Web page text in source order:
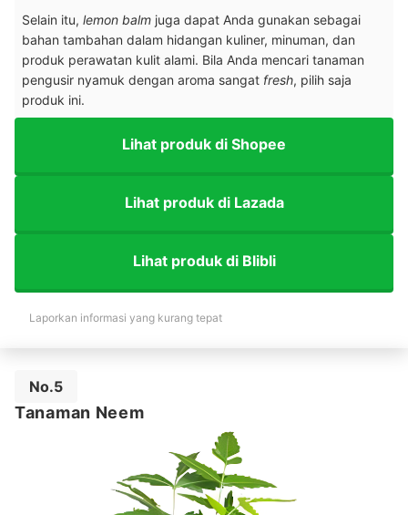
Selain itu, lemon balm juga dapat Anda gunakan sebagai
bahan tambahan dalam hidangan kuliner, minuman, dan
produk perawatan kulit alami. Bila Anda mencari tanaman
pengusir nyamuk dengan aroma sangat fresh, pilih saja
produk ini.
Lihat produk di Shopee
Lihat produk di Lazada
Lihat produk di Blibli
Laporkan informasi yang kurang tepat
No.5
Tanaman Neem